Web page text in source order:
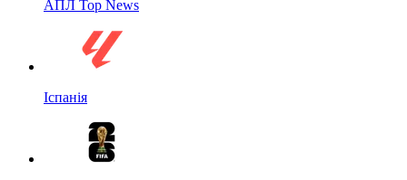
АПЛ Top News
Іспанія